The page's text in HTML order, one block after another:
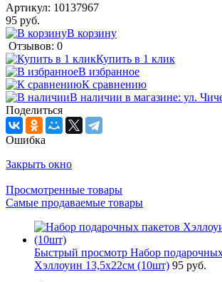
Артикул: 10137967
95 руб.
В корзину
Отзывов: 0
Купить в 1 клик
В избранное
К сравнению
В наличии в магазине: ул.
Поделиться
Ошибка
Закрыть окно
Просмотренные товары
Самые продаваемые товары
Быстрый просмотр Набор
Хэллоуин 13,5х22см (10шт) 95 руб.